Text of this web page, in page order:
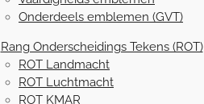
Onderdeels emblemen (GVT)
Rang Onderscheidings Tekens (ROT)
ROT Landmacht
ROT Luchtmacht
ROT KMAR